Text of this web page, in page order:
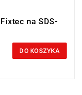
na SDS-
DO KOSZYKA